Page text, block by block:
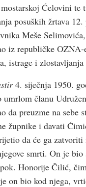
Ćelovini te
posuških žrtava
Meše
iz republičke
istrage i zlostavljanja
4. siječnja 1950.
umrlom članu
da preuzme na
župnike i davati
da će ga
smrti. On je
Honorije Čilić,
on bio kod njega,